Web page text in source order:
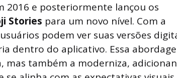
2016 e posteriormente lançou os
Stories para um novo nível. Com a
podem ver suas versões
dentro do aplicativo. Essa
mas também a moderniza,